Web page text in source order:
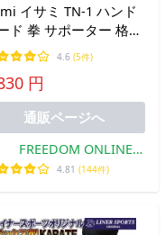
イサミ TN-1 ハンド
ド 拳 サポーター 格闘
武道 空手 キックボクシ
総合格闘後
4.6 (5件)
円
通販ページへ
FREEDOM ONLINE
SHOP
4.81 (144件)